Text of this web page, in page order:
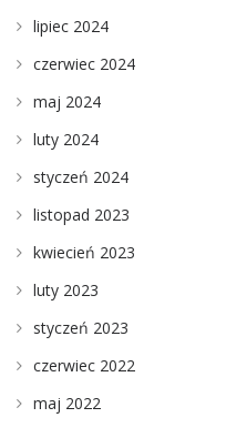
lipiec 2024
czerwiec 2024
maj 2024
luty 2024
styczeń 2024
listopad 2023
kwiecień 2023
luty 2023
styczeń 2023
czerwiec 2022
maj 2022